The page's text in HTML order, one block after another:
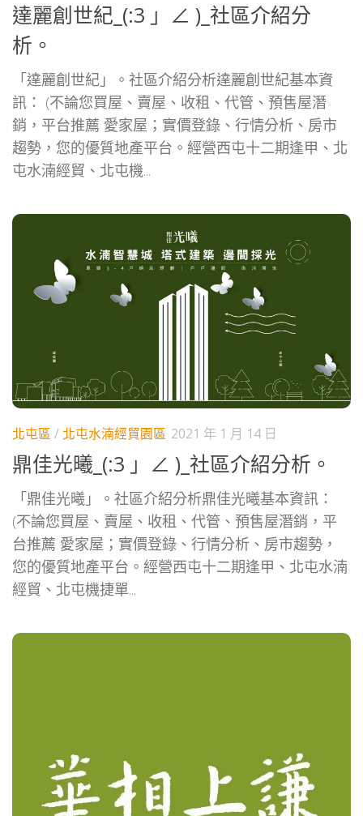
達麗創世紀_(:3 」∠ )_社區介紹分
析。
「達麗創世紀」。社區介紹分析達麗創世紀基本資
訊： (不論您買屋、賣屋、收租、代管、預售屋潛
銷，平台推薦 愛家屋；實價登錄、行情分析、房市
趨勢，您的優質地產平台。經營西屯十二期逢甲、北
屯水湳經貿、北屯機...
北屯區 /北屯水湳經貿園區 2021 年 1 月 14 日
鼎佳光曦_(:3 」∠ )_社區介紹分析。
「鼎佳光曦」。社區介紹分析鼎佳光曦基本資訊：
(不論您買屋、賣屋、收租、代管、預售屋潛銷，平
台推薦 愛家屋；實價登錄、行情分析、房市趨勢，
您的優質地產平台。經營西屯十二期逢甲、北屯水湳
經貿、北屯機捷單...